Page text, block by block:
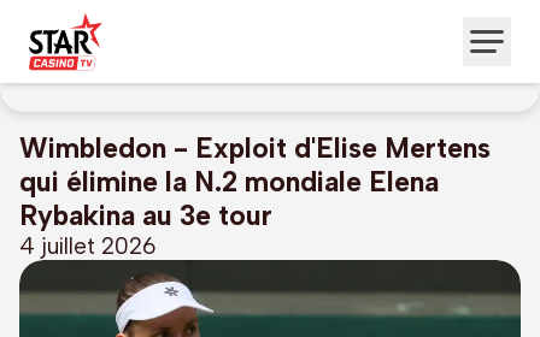
Wimbledon - Exploit d'Elise Mertens
qui élimine la N.2 mondiale Elena
Rybakina au 3e tour
4 juillet 2026